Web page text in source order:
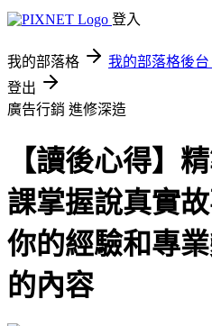
登入
我的部落格 我的部落格後台
登出
廣告行銷 進修深造
【讀後心得】
課掌握說真實
你的經驗和專
的內容